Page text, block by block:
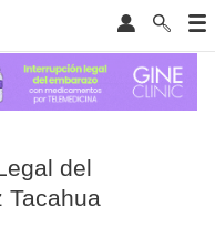
del
Tacahua